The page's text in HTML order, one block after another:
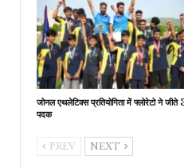
जोनल एथलेटिक्स प्रतियोगिता में फ्लोरेटो ने जीते
पदक
PREV NEXT